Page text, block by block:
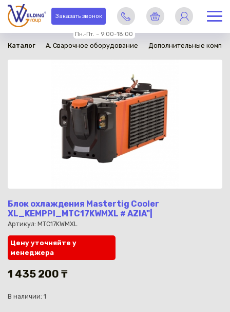
Заказать звонок
Пн.-Пт. – 9:00-18:00
Каталог A. Сварочное оборудование Дополнительные
Блок охлаждения Mastertig Cooler
XL_KEMPPI_MTC17KWMXL # AZIA"|
Артикул: MTC17KWMXL
в наличии
Цену уточняйте у
менеджера
1 435 200 ₸
В наличии: 1